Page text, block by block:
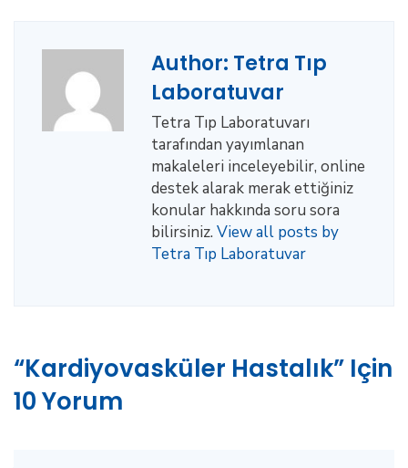
Author: Tetra Tıp
Laboratuvar
Tetra Tıp Laboratuvarı
tarafından yayımlanan
makaleleri inceleyebilir, online
destek alarak merak ettiğiniz
konular hakkında soru sora
bilirsiniz. View all posts by
Tetra Tıp Laboratuvar
“Kardiyovasküler Hastalık” Için
10 Yorum